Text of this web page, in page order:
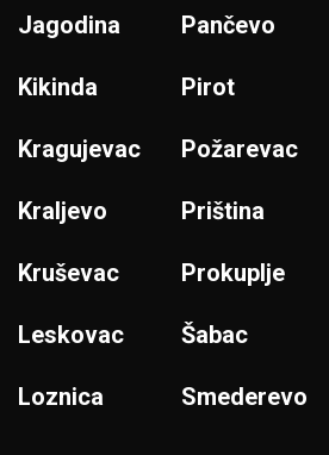
Jagodina
Kikinda
Kragujevac
Kraljevo
Kruševac
Leskovac
Loznica
Pančevo
Pirot
Požarevac
Priština
Prokuplje
Šabac
Smederevo